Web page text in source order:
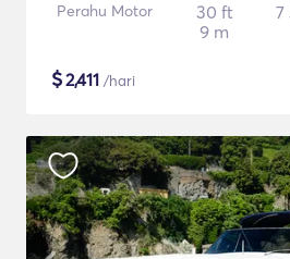
Perahu Motor
30 ft
9 m
7
$2,411 /hari